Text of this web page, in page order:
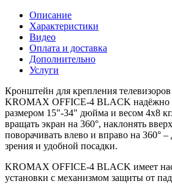
Описание
Характеристики
Видео
Оплата и доставка
Дополнительно
Услуги
Кронштейн для крепления
KROMAX OFFICE-4 BLACK надёжно
размером 15"-34" дюйма и весом 4x8
вращать экран на 360°, наклонять
поворачивать влево и вправо на 360° –
зрения и удобной посадки.
KROMAX OFFICE-4 BLACK имеет
установки с механизмом защиты от